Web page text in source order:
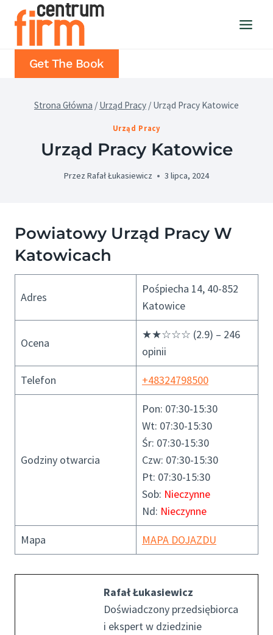
Przejdź
Get The Book
Strona Główna / Urząd Pracy / Urząd Pracy Katowice
Urząd Pracy
Urząd Pracy Katowice
Przez Rafał Łukasiewicz 3 lipca, 2024
Powiatowy Urząd Pracy W
Katowicach
Adres
Pośpiecha 14, 40-852
Katowice
Ocena
★★☆☆☆ (2.9) – 246
opinii
Telefon +48324798500
Godziny otwarcia
Pon: 07:30-15:30
Wt: 07:30-15:30
Śr: 07:30-15:30
Czw: 07:30-15:30
Pt: 07:30-15:30
Sob: Nieczynne
Nd: Nieczynne
Mapa MAPA DOJAZDU
Rafał Łukasiewicz
Doświadczony przedsiębiorca
i ekspert w dziedzinie